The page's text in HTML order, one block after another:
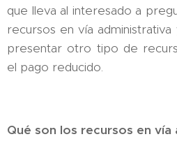
que lleva al interesado a
recursos en vía
presentar otro tipo de
el pago reducido.
Qué son los recursos en vía